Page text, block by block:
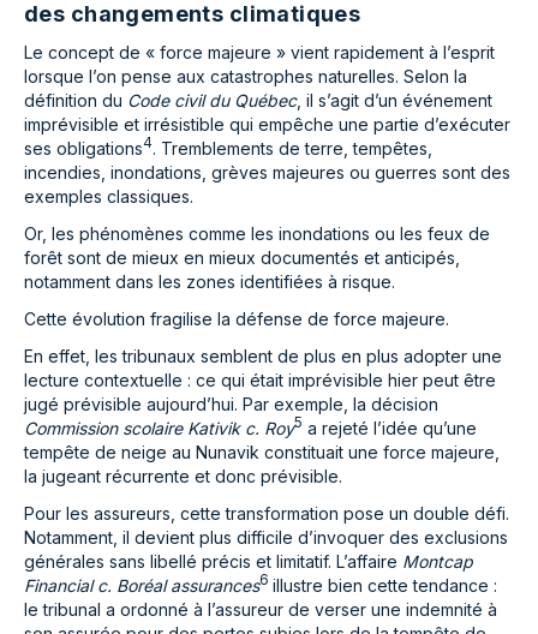
des changements climatiques
Le concept de « force majeure » vient rapidement à l’esprit
lorsque l’on pense aux catastrophes naturelles. Selon la
définition du Code civil du Québec, il s’agit d’un événement
imprévisible et irrésistible qui empêche une partie d’exécuter
ses obligations4. Tremblements de terre, tempêtes,
incendies, inondations, grèves majeures ou guerres sont des
exemples classiques.
Or, les phénomènes comme les inondations ou les feux de
forêt sont de mieux en mieux documentés et anticipés,
notamment dans les zones identifiées à risque.
Cette évolution fragilise la défense de force majeure.
En effet, les tribunaux semblent de plus en plus adopter une
lecture contextuelle : ce qui était imprévisible hier peut être
jugé prévisible aujourd’hui. Par exemple, la décision
Commission scolaire Kativik c. Roy5 a rejeté l’idée qu’une
tempête de neige au Nunavik constituait une force majeure,
la jugeant récurrente et donc prévisible.
Pour les assureurs, cette transformation pose un double défi.
Notamment, il devient plus difficile d’invoquer des exclusions
générales sans libellé précis et limitatif. L’affaire Montcap
Financial c. Boréal assurances6 illustre bien cette tendance :
le tribunal a ordonné à l’assureur de verser une indemnité à